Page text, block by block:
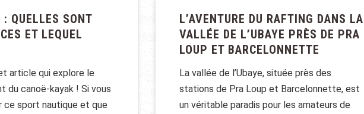
: QUELLES SONT
ET LEQUEL
article qui explore le
du canoë-kayak ! Si vous
ce sport nautique et que
L’AVENTURE DU RAFTING DANS LA
VALLÉE DE L’UBAYE PRÈS DE PRA
LOUP ET BARCELONNETTE
La vallée de l’Ubaye, située près des
stations de Pra Loup et Barcelonnette, est
un véritable paradis pour les amateurs de